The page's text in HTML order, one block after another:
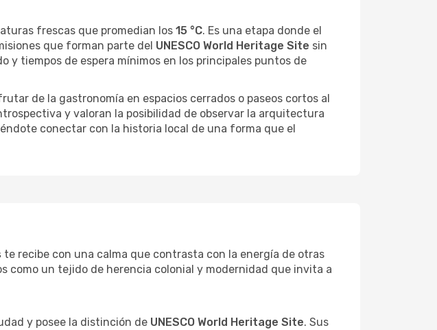
frescas que promedian los 15 °C. Es una etapa donde el
que forman parte del UNESCO World Heritage Site sin
tiempos de espera mínimos en los principales puntos de
de la gastronomía en espacios cerrados o paseos cortos al
y valoran la posibilidad de observar la arquitectura
conectar con la historia local de una forma que el
te recibe con una calma que contrasta con la energía de otras
como un tejido de herencia colonial y modernidad que invita a
y posee la distinción de UNESCO World Heritage Site. Sus